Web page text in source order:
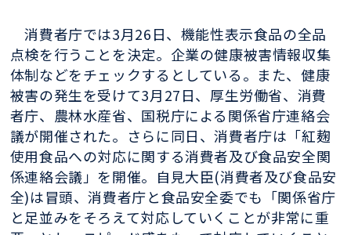
消費者庁では3月26日、機能性表示食品の全品
点検を行うことを決定。企業の健康被害情報収集
体制などをチェックするとしている。また、健康
被害の発生を受けて3月27日、厚生労働省、消費
者庁、農林水産省、国税庁による関係省庁連絡会
議が開催された。さらに同日、消費者庁は「紅麹
使用食品への対応に関する消費者及び食品安全関
係連絡会議」を開催。自見大臣(消費者及び食品安
全)は冒頭、消費者庁と食品安全委でも「関係省庁
と足並みをそろえて対応していくことが非常に重